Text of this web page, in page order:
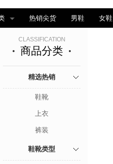
热销尖货 男鞋 女鞋
CLASSIFICATION
商品分类
精选热销
鞋靴
上衣
裤装
鞋靴类型